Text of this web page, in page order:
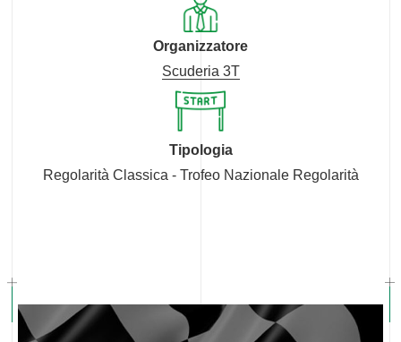
Organizzatore
Scuderia 3T
Tipologia
Regolarità Classica - Trofeo Nazionale Regolarità